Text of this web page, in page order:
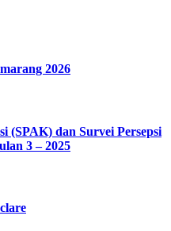
2026
(SPAK) dan Survei Persepsi
3 – 2025